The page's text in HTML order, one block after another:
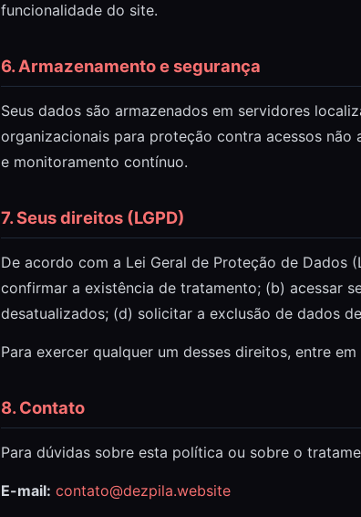
funcionalidade do site.
6. Armazenamento e segurança
Seus dados são armazenados em servidores
organizacionais para proteção contra acessos
e monitoramento contínuo.
7. Seus direitos (LGPD)
De acordo com a Lei Geral de Proteção de Dados
confirmar a existência de tratamento; (b) acessar
desatualizados; (d) solicitar a exclusão de dados
Para exercer qualquer um desses direitos, entre
8. Contato
Para dúvidas sobre esta política ou sobre o
E-mail: contato@dezpila.website